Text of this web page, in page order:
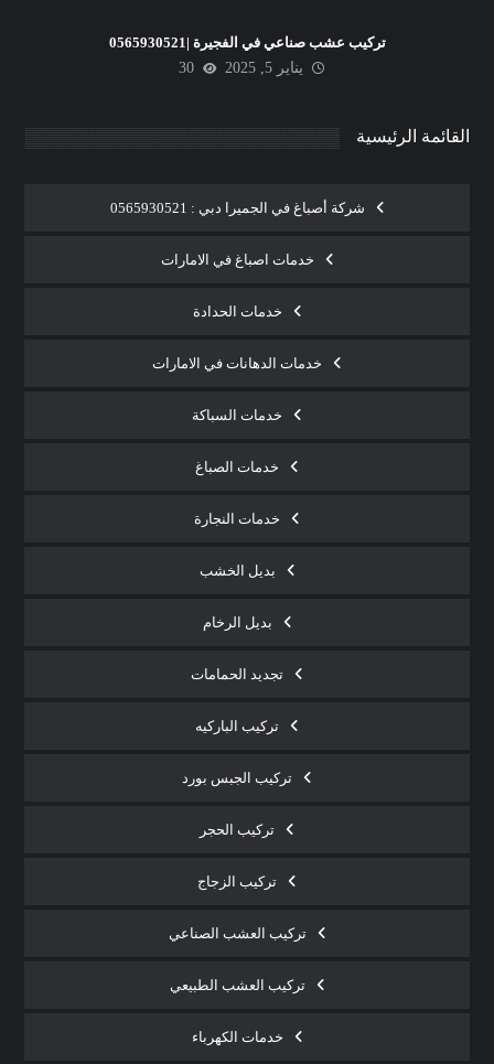
تركيب عشب صناعي في الفجيرة |0565930521
يناير 5, 2025
30
القائمة الرئيسية
شركة أصباغ في الجميرا دبي : 0565930521
خدمات اصباغ في الامارات
خدمات الحدادة
خدمات الدهانات في الامارات
خدمات السباكة
خدمات الصباغ
خدمات النجارة
بديل الخشب
بديل الرخام
تجديد الحمامات
تركيب الباركيه
تركيب الجبس بورد
تركيب الحجر
تركيب الزجاج
تركيب العشب الصناعي
تركيب العشب الطبيعي
خدمات الكهرباء